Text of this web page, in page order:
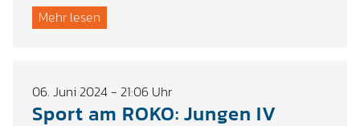
Mehr lesen
06. Juni 2024 - 21:06 Uhr
Sport am ROKO: Jungen IV